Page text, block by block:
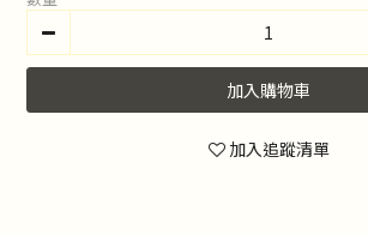
加入購物車
加入追蹤清單